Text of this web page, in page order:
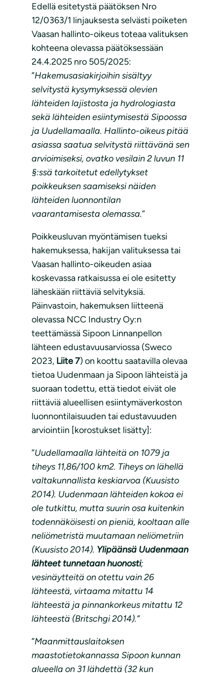
Edellä esitetystä päätöksen Nro
12/0363/1 linjauksesta selvästi poiketen
Vaasan hallinto-oikeus toteaa valituksen
kohteena olevassa päätöksessään
24.4.2025 nro 505/2025:
”Hakemusasiakirjoihin sisältyy
selvitystä kysymyksessä olevien
lähteiden lajistosta ja hydrologiasta
sekä lähteiden esiintymisestä Sipoossa
ja Uudellamaalla. Hallinto-oikeus pitää
asiassa saatua selvitystä riittävänä sen
arvioimiseksi, ovatko vesilain 2 luvun 11
§:ssä tarkoitetut edellytykset
poikkeuksen saamiseksi näiden
lähteiden luonnontilan
vaarantamisesta olemassa.”
Poikkeusluvan myöntämisen tueksi
hakemuksessa, hakijan valituksessa tai
Vaasan hallinto-oikeuden asiaa
koskevassa ratkaisussa ei ole esitetty
läheskään riittäviä selvityksiä.
Päinvastoin, hakemuksen liitteenä
olevassa NCC Industry Oy:n
teettämässä Sipoon Linnanpellon
lähteen edustavuusarviossa (Sweco
2023, Liite 7) on koottu saatavilla olevaa
tietoa Uudenmaan ja Sipoon lähteistä ja
suoraan todettu, että tiedot eivät ole
riittäviä alueellisen esiintymäverkoston
luonnontilaisuuden tai edustavuuden
arviointiin [korostukset lisätty]:
”Uudellamaalla lähteitä on 1079 ja
tiheys 11,86/100 km2. Tiheys on lähellä
valtakunnallista keskiarvoa (Kuusisto
2014). Uudenmaan lähteiden kokoa ei
ole tutkittu, mutta suurin osa kuitenkin
todennäköisesti on pieniä, kooltaan alle
neliömetristä muutamaan neliömetriin
(Kuusisto 2014). Ylipäänsä Uudenmaan
lähteet tunnetaan huonosti;
vesinäytteitä on otettu vain 26
lähteestä, virtaama mitattu 14
lähteestä ja pinnankorkeus mitattu 12
lähteestä (Britschgi 2014).”
”Maanmittauslaitoksen
maastotietokannassa Sipoon kunnan
alueella on 31 lähdettä (32 kun